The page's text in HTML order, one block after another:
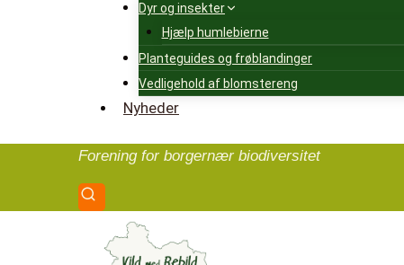
Dyr og insekter
Hjælp humlebierne
Planteguides og frøblandinger
Vedligehold af blomstereng
Nyheder
Forening for borgernær biodiversitet